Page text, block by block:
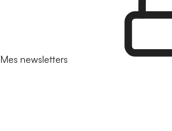
Mes newsletters